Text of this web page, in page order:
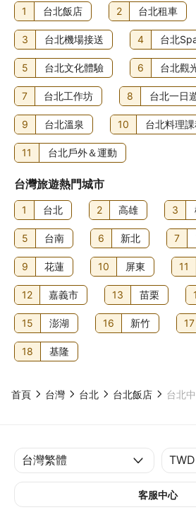
1 台北飯店 2 台北租車
3 台北機場接送 4 台北
5 台北文化體驗 6 台北觀
7 台北工作坊 8 台北一日
9 台北溫泉 10 台北料理
11 台北戶外＆運動
台灣旅遊熱門城市
1 台北 2 高雄 3
5 台南 6 新北 7
9 花蓮 10 屏東 11
12 嘉義市 13 苗栗
15 澎湖 16 新竹 17
18 基隆
首頁 台灣 台北 台北飯店
客服中心